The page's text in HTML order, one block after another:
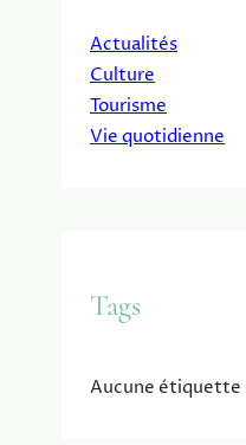
Actualités
Culture
Tourisme
Vie quotidienne
Tags
Aucune étiquette